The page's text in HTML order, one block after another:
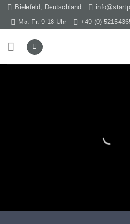
Skip
content
Bielefeld, Deutschland
Mo.-Fr. 9-18 Uhr
+49 (0)